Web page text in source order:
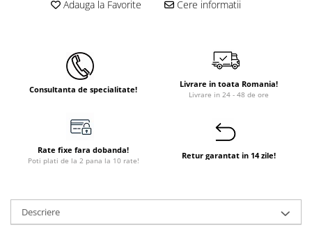
Panouri solare plane
Echipamente pentru panouri
Panouri solare fotovoltaice
Aparate de aer conditionat
Perdele de aer
Rooftop-uri pentru racire si
Adauga la Favorite Cere informatii
Consultanta de specialitate! Livrare in toata Romania!
Livrare in 24 - 48 de ore
Rate fixe fara dobanda!
Poti plati de la 2 pana la 10 rate!
Retur garantat in 14 zile!
Descriere